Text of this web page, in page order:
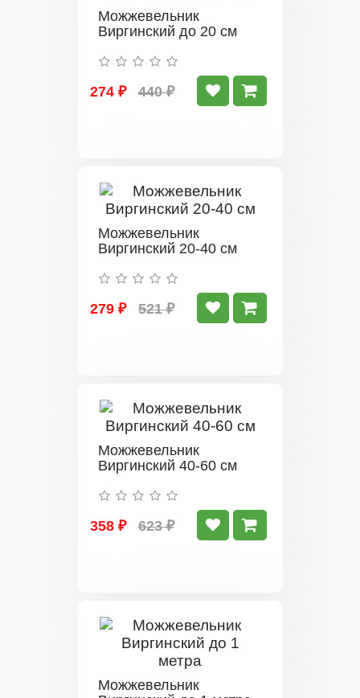
Можжевельник
Виргинский до 20 см
274 ₽ 440 ₽
Можжевельник
Виргинский 20-40 см
279 ₽ 521 ₽
Можжевельник
Виргинский 40-60 см
358 ₽ 623 ₽
Можжевельник